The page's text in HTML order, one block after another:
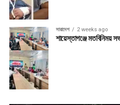
সারাদেশ 2 weeks ago
শায়েস্তাগঞ্জে মতবিনিময়